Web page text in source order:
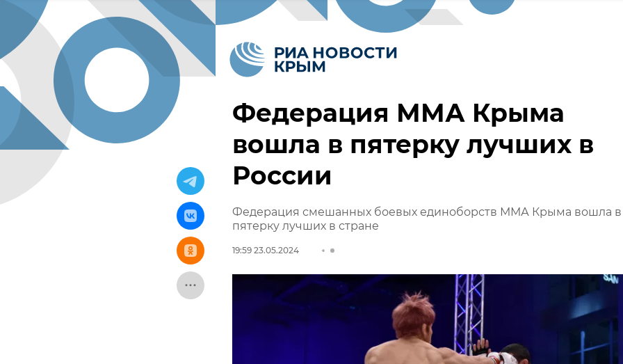
Федерация ММА Крыма
вошла в пятерку лучших в
России
Федерация смешанных боевых единоборств ММА Крыма вошла в
пятерку лучших в стране
19:59 23.05.2024